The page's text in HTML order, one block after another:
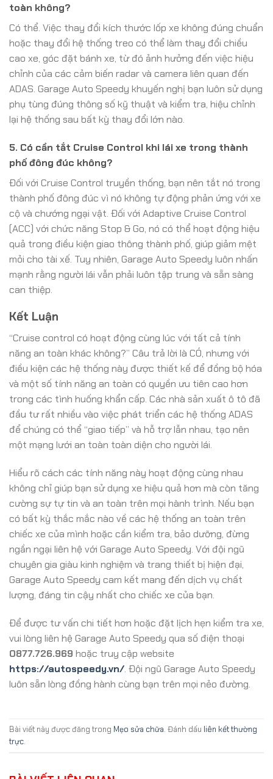
toàn không?
Có thể. Việc thay đổi kích thước lốp xe không đúng chuẩn
hoặc thay đổi hệ thống treo có thể làm thay đổi chiều
cao xe, góc đặt bánh xe, từ đó ảnh hưởng đến việc hiệu
chỉnh của các cảm biến radar và camera liên quan đến
ADAS. Garage Auto Speedy khuyến nghị bạn luôn sử dụng
phụ tùng đúng thông số kỹ thuật và kiểm tra, hiệu chỉnh
lại hệ thống sau bất kỳ thay đổi lớn nào.
5. Có cần tắt Cruise Control khi lái xe trong thành
phố đông đúc không?
Đối với Cruise Control truyền thống, bạn nên tắt nó trong
thành phố đông đúc vì nó không tự động phản ứng với xe
cộ và chướng ngại vật. Đối với Adaptive Cruise Control
(ACC) với chức năng Stop & Go, nó có thể hoạt động hiệu
quả trong điều kiện giao thông thành phố, giúp giảm mệt
mỏi cho tài xế. Tuy nhiên, Garage Auto Speedy luôn nhấn
mạnh rằng người lái vẫn phải luôn tập trung và sẵn sàng
can thiệp.
Kết Luận
“Cruise control có hoạt động cùng lúc với tất cả tính
năng an toàn khác không?” Câu trả lời là CÓ, nhưng với
điều kiện các hệ thống này được thiết kế để đồng bộ hóa
và một số tính năng an toàn có quyền ưu tiên cao hơn
trong các tình huống khẩn cấp. Các nhà sản xuất ô tô đã
đầu tư rất nhiều vào việc phát triển các hệ thống ADAS
để chúng có thể “giao tiếp” và hỗ trợ lẫn nhau, tạo nên
một mạng lưới an toàn toàn diện cho người lái.
Hiểu rõ cách các tính năng này hoạt động cùng nhau
không chỉ giúp bạn sử dụng xe hiệu quả hơn mà còn tăng
cường sự tự tin và an toàn trên mọi hành trình. Nếu bạn
có bất kỳ thắc mắc nào về các hệ thống an toàn trên
chiếc xe của mình hoặc cần kiểm tra, bảo dưỡng, đừng
ngần ngại liên hệ với Garage Auto Speedy. Với đội ngũ
chuyên gia giàu kinh nghiệm và trang thiết bị hiện đại,
Garage Auto Speedy cam kết mang đến dịch vụ chất
lượng, đáng tin cậy nhất cho chiếc xe của bạn.
Để được tư vấn chi tiết hơn hoặc đặt lịch hẹn kiểm tra xe,
vui lòng liên hệ Garage Auto Speedy qua số điện thoại
0877.726.969 hoặc truy cập website
https://autospeedy.vn/. Đội ngũ Garage Auto Speedy
luôn sẵn lòng đồng hành cùng bạn trên mọi nẻo đường.
Bài viết này được đăng trong Mẹo sửa chữa. Đánh dấu liên kết thường
trực.